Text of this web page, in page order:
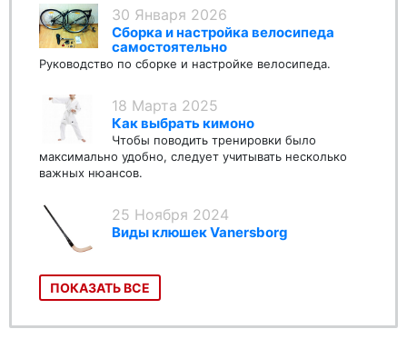
30 Января 2026
Сборка и настройка велосипеда
самостоятельно
Руководство по сборке и настройке велосипеда.
18 Марта 2025
Как выбрать кимоно
Чтобы поводить тренировки было
максимально удобно, следует учитывать несколько
важных нюансов.
25 Ноября 2024
Виды клюшек Vanersborg
ПОКАЗАТЬ ВСЕ